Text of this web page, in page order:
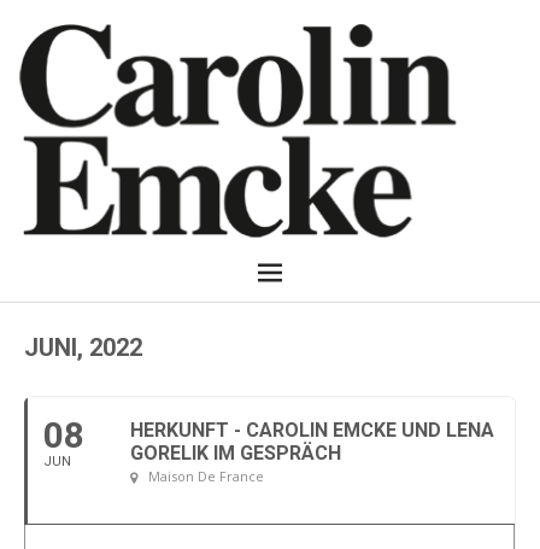
JUNI, 2022
08
JUN
HERKUNFT - CAROLIN EMCKE UND LENA
GORELIK IM GESPRÄCH
Maison De France